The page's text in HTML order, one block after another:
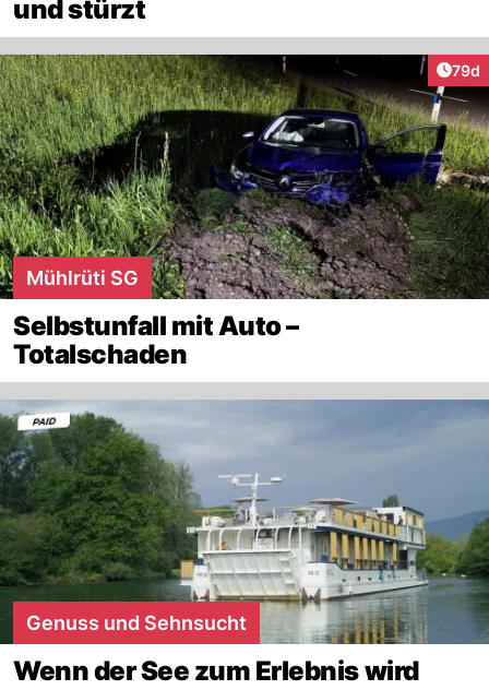
und stürzt
79d
Mühlrüti SG
Selbstunfall mit Auto –
Totalschaden
Genuss und Sehnsucht
Wenn der See zum Erlebnis wird